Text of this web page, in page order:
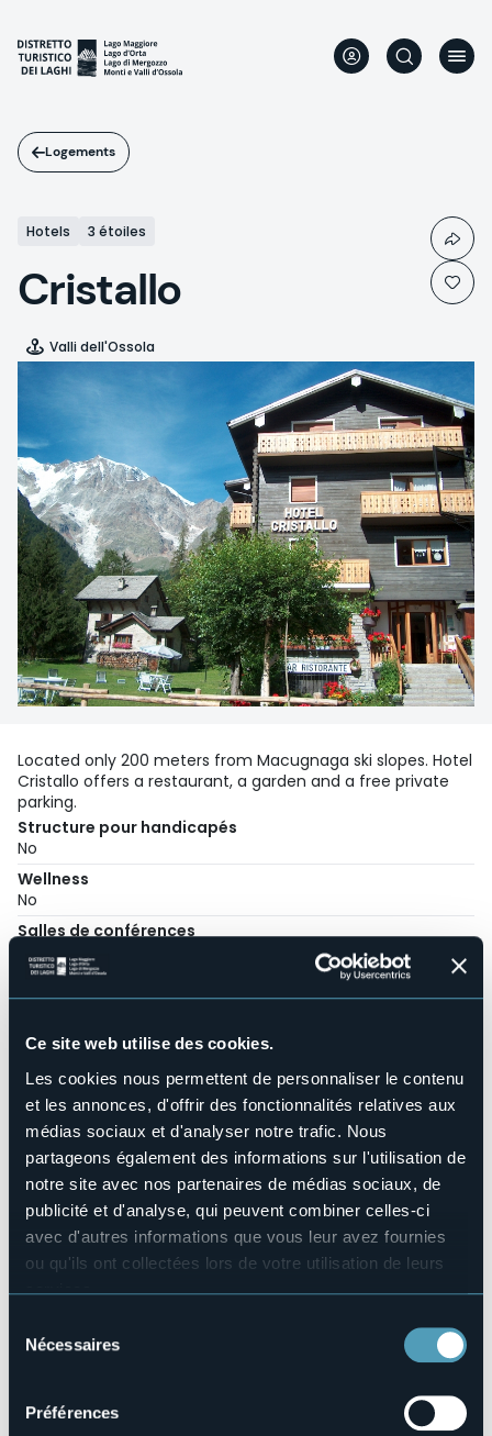
Ce site web utilise des cookies.
Les cookies nous permettent de personnaliser le contenu
et les annonces, d'offrir des fonctionnalités relatives aux
médias sociaux et d'analyser notre trafic. Nous
partageons également des informations sur l'utilisation de
notre site avec nos partenaires de médias sociaux, de
publicité et d'analyse, qui peuvent combiner celles-ci
avec d'autres informations que vous leur avez fournies
ou qu'ils ont collectées lors de votre utilisation de leurs
services.
manière de les gérer et de les supprimer,
cliquez ici
Nécessaires
Préférences
contenu
principal
Logements
Hotels 3 étoiles
Cristallo
Valli dell'Ossola
Located only 200 meters from Macugnaga ski slopes. Hotel
Cristallo offers a restaurant, a garden and a free private
parking.
Structure pour handicapés
No
Wellness
No
Salles de conférences
Piscine
No
Animaux acceptés
No
Nombres de chambres
19
Nombres de lits
42
E-mail
cristallo.macugnaga@libero.it
Site Internet
http://www.hotelcristallomacugnaga.it
Téléphone
Codice CIR
Réserver